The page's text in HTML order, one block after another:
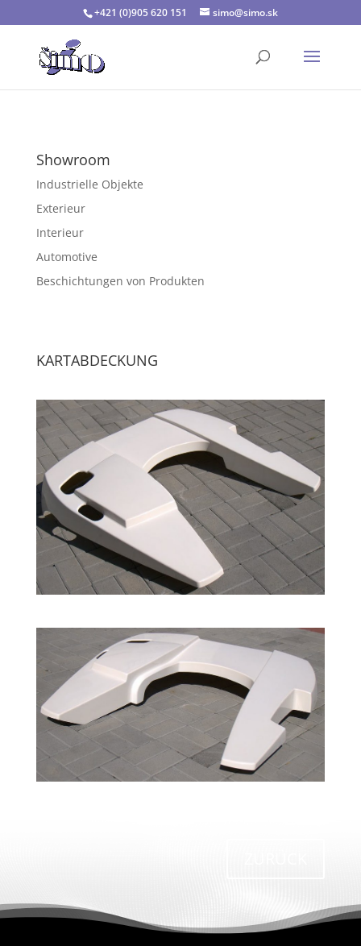
+421 (0)905 620 151 simo@simo.sk
Showroom
Industrielle Objekte
Exterieur
Interieur
Automotive
Beschichtungen von Produkten
KARTABDECKUNG